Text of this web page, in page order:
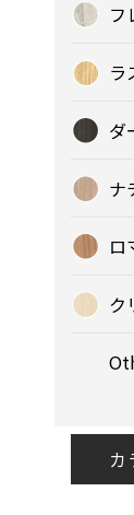
フ
ラ
ダ
ナ
ロ
ク
カ